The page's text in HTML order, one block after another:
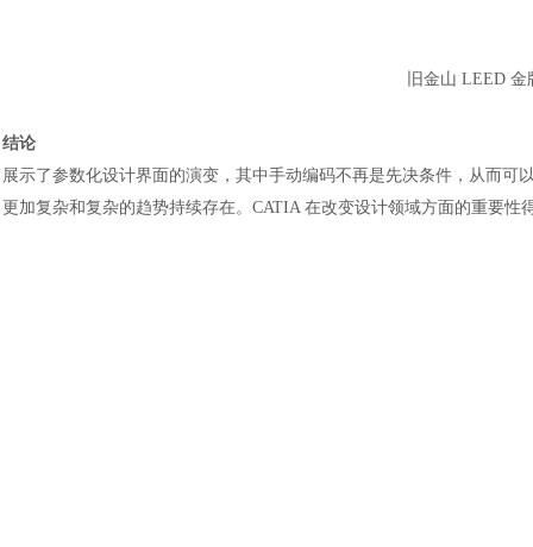
旧金山 LEED 金
结论
展示了参数化设计界面的演变，其中手动编码不再是先决条件，从而
更加复杂和复杂的趋势持续存在。 CATIA 在改变设计领域方面的重要性